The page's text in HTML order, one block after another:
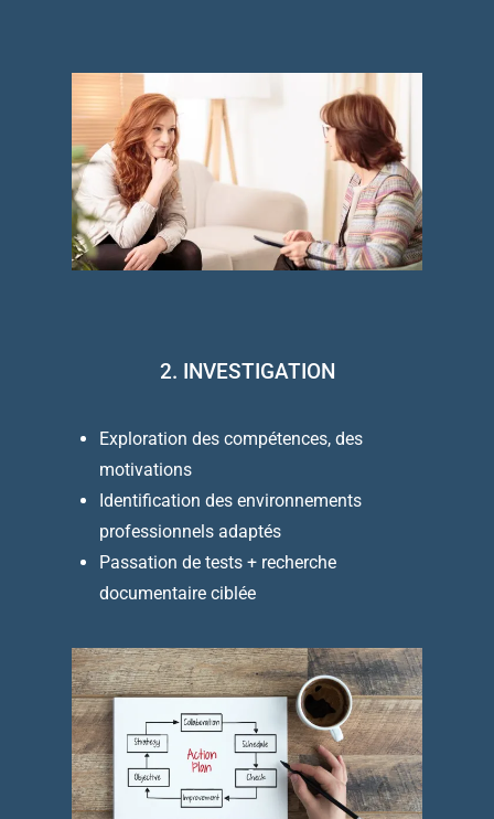
2. INVESTIGATION
Exploration des compétences, des
motivations
Identification des environnements
professionnels adaptés
Passation de tests + recherche
documentaire ciblée